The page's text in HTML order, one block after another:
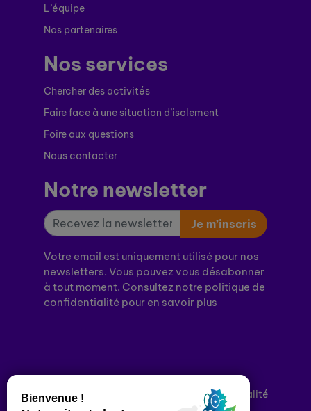
L’équipe
Nos partenaires
Nos services
Chercher des activités
Faire face à une situation d’isolement
Foire aux questions
Nous contacter
Notre newsletter
Je m’inscris
Votre email est uniquement utilisé pour nos
newsletters. Vous pouvez vous désabonner
à tout moment. Consultez notre politique de
confidentialité pour en savoir plus
Mentions légales
Politique de confidentialité